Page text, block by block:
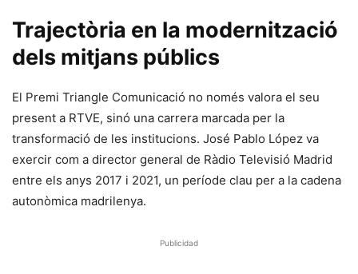
Trajectòria en la modernització
dels mitjans públics
El Premi Triangle Comunicació no només valora el seu
present a RTVE, sinó una carrera marcada per la
transformació de les institucions. José Pablo López va
exercir com a director general de Ràdio Televisió Madrid
entre els anys 2017 i 2021, un període clau per a la cadena
autonòmica madrilenya.
Publicidad